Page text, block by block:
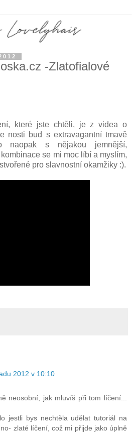
-Zlatofialové
které jste chtěli, je z videa o
nosti bud s extravagantní tmavě
naopak s nějakou jemnější,
se mi moc líbí a myslím,
pro slavnostní okamžiky :).
2012 v 10:10
neosobní, jak mluvíš při tom líčení...
jestli bys nechtěla udělat tutoriál na
zlaté líčení, což mi přijde jako úplně